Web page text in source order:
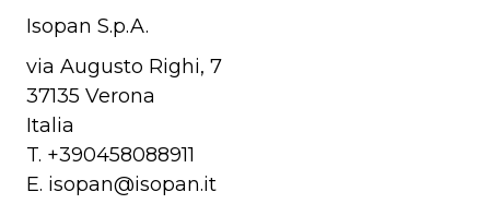
Isopan S.p.A.
via Augusto Righi, 7
37135 Verona
Italia
T. +390458088911
E. isopan@isopan.it